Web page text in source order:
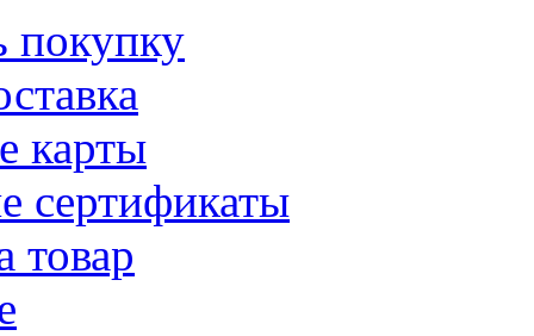
покупку
карты
сертификаты
товар